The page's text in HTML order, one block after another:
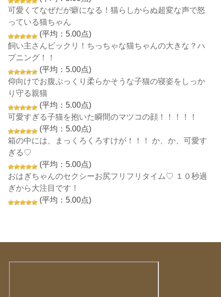
可愛くてなぜだが癖になる！猫らしからぬ超変な声で怒
っている猫ちゃん
(平均：5.00点)
飼い主さんビックリ！ちっちゃな猫ちゃんの大きな？ハ
プニング！！
(平均：5.00点)
仰向けでお腹ぷっくり柔らかそうな子猫の寝姿をしっか
り守る親猫
(平均：5.00点)
可愛すぎる子猫を抱いた瞬間のマツコの顔！！！！！
(平均：5.00点)
箱の中には、まっくろくろすけが！！！ か、か、可愛す
ぎる♡
(平均：5.00点)
おはぎちゃんのセクシーお尻フリフリタイム♡ １０秒過
ぎから大注目です！
(平均：5.00点)